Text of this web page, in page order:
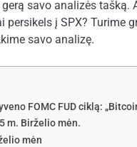
savo analizės tašką.
persikels į SPX? Turime
savo analizę.
FOMC FUD ciklą:
m. Birželio mėn.
mėn